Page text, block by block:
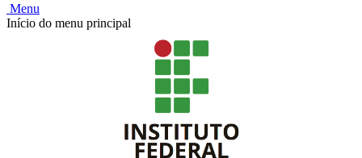
Menu
Início do menu principal